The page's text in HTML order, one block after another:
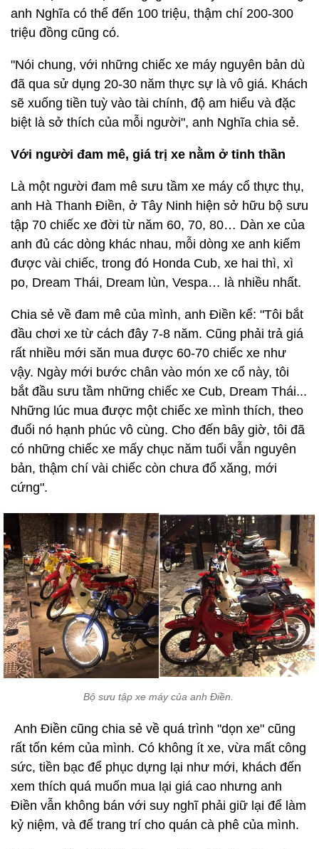
anh Nghĩa có thể đến 100 triệu, thậm chí 200-300
triệu đồng cũng có.
"Nói chung, với những chiếc xe máy nguyên bản dù
đã qua sử dụng 20-30 năm thực sự là vô giá. Khách
sẽ xuống tiền tuỳ vào tài chính, độ am hiểu và đặc
biệt là sở thích của mỗi người", anh Nghĩa chia sẻ.
Với người đam mê, giá trị xe nằm ở tinh thần
Là một người đam mê sưu tầm xe máy cổ thực thụ,
anh Hà Thanh Điền, ở Tây Ninh hiện sở hữu bộ sưu
tập 70 chiếc xe đời từ năm 60, 70, 80… Dàn xe của
anh đủ các dòng khác nhau, mỗi dòng xe anh kiếm
được vài chiếc, trong đó Honda Cub, xe hai thì, xì
po, Dream Thái, Dream lùn, Vespa… là nhiều nhất.
Chia sẻ về đam mê của mình, anh Điền kể: "Tôi bắt
đầu chơi xe từ cách đây 7-8 năm. Cũng phải trả giá
rất nhiều mới săn mua được 60-70 chiếc xe như
vậy. Ngày mới bước chân vào món xe cổ này, tôi
bắt đầu sưu tầm những chiếc xe Cub, Dream Thái...
Những lúc mua được một chiếc xe mình thích, theo
đuổi nó hạnh phúc vô cùng. Cho đến bây giờ, tôi đã
có những chiếc xe mấy chục năm tuổi vẫn nguyên
bản, thậm chí vài chiếc còn chưa đổ xăng, mới
cứng".
Bộ sưu tập xe máy của anh Điền.
Anh Điền cũng chia sẻ về quá trình "dọn xe" cũng
rất tốn kém của mình. Có không ít xe, vừa mất công
sức, tiền bạc để phục dựng lại như mới, khách đến
xem thích quá muốn mua lại giá cao nhưng anh
Điền vẫn không bán với suy nghĩ phải giữ lại để làm
kỷ niệm, và để trang trí cho quán cà phê của mình.